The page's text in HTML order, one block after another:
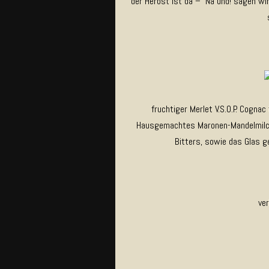
fruchtiger Merlet V.S.O.P.
Hausgemachtes Maronen-
Bitters, sowie das Glas